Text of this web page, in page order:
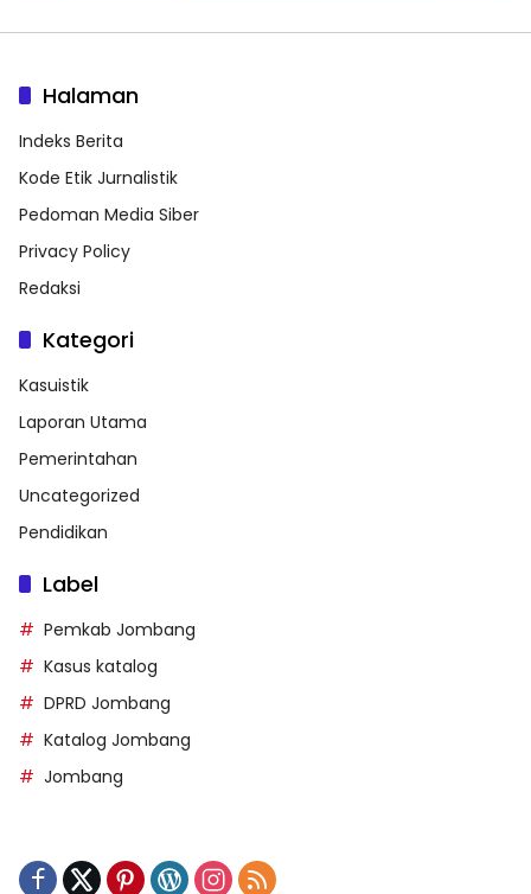
Halaman
Indeks Berita
Kode Etik Jurnalistik
Pedoman Media Siber
Privacy Policy
Redaksi
Kategori
Kasuistik
Laporan Utama
Pemerintahan
Uncategorized
Pendidikan
Label
Pemkab Jombang
Kasus katalog
DPRD Jombang
Katalog Jombang
Jombang